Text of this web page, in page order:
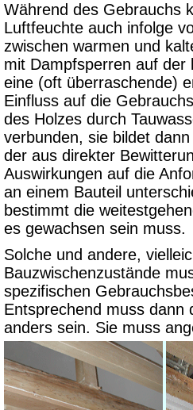
Während des Gebrauchs
Luftfeuchte auch infolge
zwischen warmen und
mit Dampfsperren auf der
eine (oft überraschende)
Einfluss auf die
des Holzes durch
verbunden, sie bildet
der aus direkter
Auswirkungen auf die
an einem Bauteil
bestimmt die
es gewachsen sein muss.
Solche und andere,
Bauzwischenzustände
spezifischen
Entsprechend muss dann
anders sein. Sie muss